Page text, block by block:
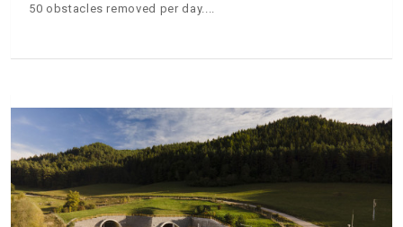
50 obstacles removed per day.